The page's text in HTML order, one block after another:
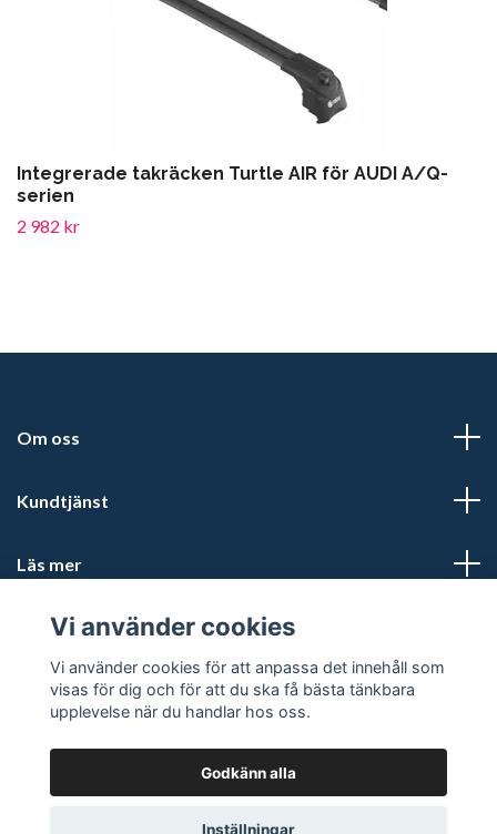
Integrerade takräcken Turtle AIR för AUDI A/Q-
serien
2 982 kr
Om oss
Kundtjänst
Läs mer
Sociala medier
© 2026 Biltillbehörsbutiken
Vi använder cookies
Vi använder cookies för att anpassa det innehåll som
visas för dig och för att du ska få bästa tänkbara
upplevelse när du handlar hos oss.
Godkänn alla
Inställningar